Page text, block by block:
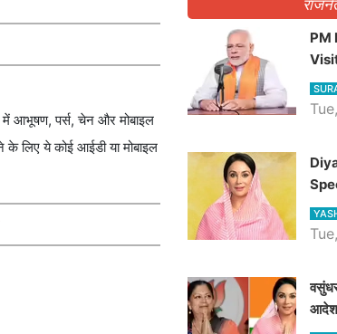
में आभूषण, पर्स, चेन और मोबाइल
के लिए ये कोई आईडी या मोबाइल
PM
आदेश